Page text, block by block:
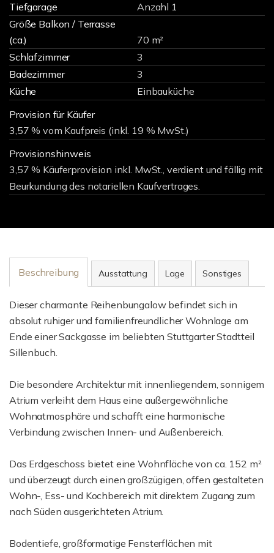
Tiefgarage
Anzahl 1
Größe Balkon / Terrasse
(ca.)
70 m²
Schlafzimmer
3
Badezimmer
3
Küche
Einbauküche
Provision für Käufer
3,57 % vom Kaufpreis (inkl. 19 % MwSt.)
Provisionshinweis
3,57 % Käuferprovision inkl. MwSt., verdient und fällig mit
Beurkundung des notariellen Kaufvertrages.
Beschreibung Ausstattung Lage Sonstiges
Dieser charmante Reihenbungalow befindet sich in
absolut ruhiger und familienfreundlicher Wohnlage am
Ende einer Sackgasse im beliebten Stuttgarter Stadtteil
Sillenbuch.
Die besondere Architektur mit innenliegendem, sonnigem
Atrium verleiht dem Haus eine außergewöhnliche
Wohnatmosphäre und schafft eine harmonische
Verbindung zwischen Innen- und Außenbereich.
Das Erdgeschoss bietet eine Wohnfläche von ca. 152 m²
und überzeugt durch einen großzügigen, offen gestalteten
Wohn-, Ess- und Kochbereich mit direktem Zugang zum
nach Süden ausgerichteten Atrium.
Bodentiefe, großformatige Fensterflächen mit